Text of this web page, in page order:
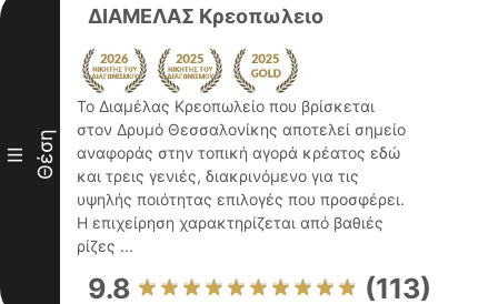
III Θέση
ΔΙΑΜΕΛΑΣ Κρεοπωλειο
Το Διαμέλας Κρεοπωλείο που βρίσκεται
στον Δρυμό Θεσσαλονίκης αποτελεί σημείο
αναφοράς στην τοπική αγορά κρέατος εδώ
και τρεις γενιές, διακρινόμενο για τις
υψηλής ποιότητας επιλογές που προσφέρει.
Η επιχείρηση χαρακτηρίζεται από βαθιές
ρίζες ...
9.8 (113)